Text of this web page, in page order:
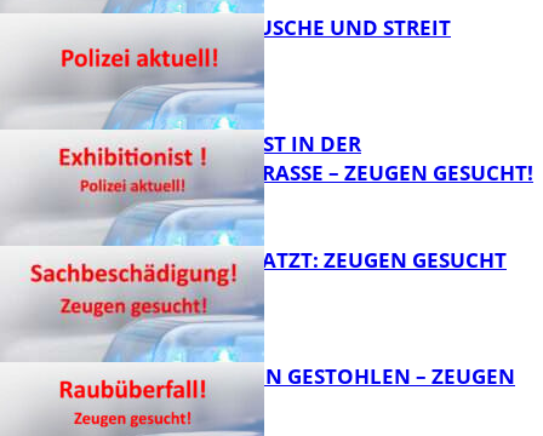
KNALLGERÄUSCHE UND STREIT
EXHIBITIONIST IN DER
VELMANNSTRASSE – ZEUGEN GESUCHT!
AUTO ZERKRATZT: ZEUGEN GESUCHT
TEURE KETTEN GESTOHLEN – ZEUGEN
GESUCHT!